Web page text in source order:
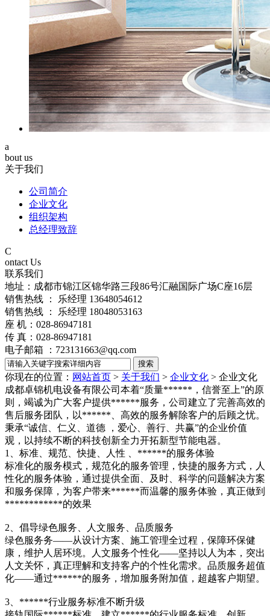
a
bout us
关于我们
公司简介
企业文化
组织架构
总经理致辞
C
ontact Us
联系我们
地址：成都市锦江区锦华路三段86号汇融国际广场C座16层
销售热线 ： 乐经理 13648054612
销售热线 ： 乐经理 18048053163
座 机：028-86947181
传 真：028-86947181
电子邮箱 ：723131663@qq.com
你现在的位置： 网站首页 > 关于我们 > 企业文化 > 企业文化
成都卓锦机电设备有限公司本着“质量******，信誉至上”的原
则，竭诚为广大客户提供******服务，公司建立了完善高效的
售后服务团队，以******、高效的服务解除客户的后顾之忧。
秉承“诚信、仁义、道德 ，爱心、善行、共赢”的企业价值
观，以持续不断的科技创新全力开拓新型节能电器。
1、标准、规范、快捷、人性 、******的服务体验
标准化的服务模式，规范化的服务管理，快捷的服务方式，人
性化的服务体验，通过提供全面、及时、科学的问题解决方案
和服务保障，为客户带来******而温馨的服务体验，真正做到
************的效果
2、倡导绿色服务、人文服务、品质服务
绿色服务务——从设计方案、施工管理全过程，保障环保健
康，维护人居环境。人文服务个性化——坚持以人为本，突出
人文关怀，真正理解和支持客户的个性化需求。品质服务超值
化——通过******的服务，增加服务附加值，超越客户期望。
3、******行业服务标准不断升级